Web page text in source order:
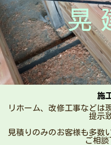
晃
施
リホーム、改修工事などは
提示
見積りのみのお客様も多数
ご相談